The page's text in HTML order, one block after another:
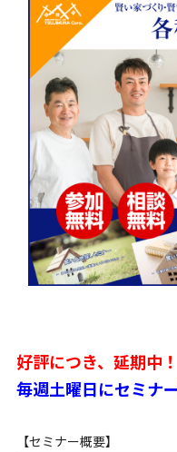
好評につき、延期中！
毎週土曜日にセミナ
【セミナー概要】